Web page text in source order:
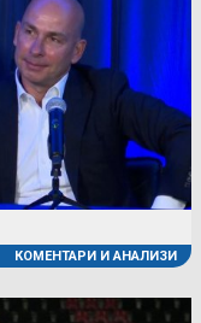
КОМЕНТАРИ И АНАЛИЗИ